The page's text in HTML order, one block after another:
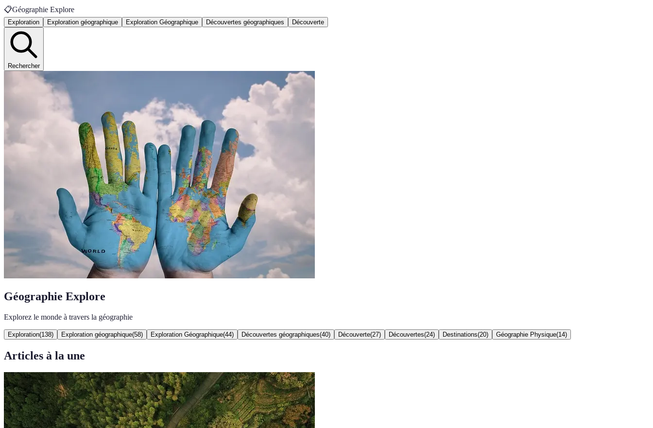
📋Géographie Explore
Exploration Exploration géographique Exploration Géographique Découvertes géographiques Découverte
Rechercher
Géographie Explore
Explorez le monde à travers la géographie
Exploration(138) Exploration géographique(58) Exploration Géographique(44) Découvertes géographiques(40) Découverte(27) Découvertes(24) Destinations(20) Géographie Physique(14)
Articles à la une